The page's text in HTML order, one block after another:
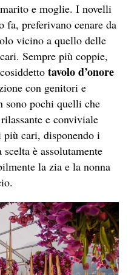
e moglie. I novelli
fa, preferivano cenare da
vicino a quello delle
Sempre più coppie,
tavolo d’onore
con genitori e
sono pochi quelli che
e conviviale
cari, disponendo i
è assolutamente
la zia e la nonna